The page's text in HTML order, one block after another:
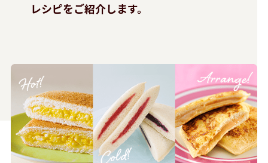
レシピをご紹介します。